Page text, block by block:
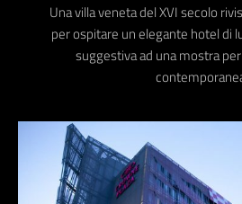
Una villa veneta del XVI secolo
per ospitare un elegante hotel di
suggestiva ad una mostra